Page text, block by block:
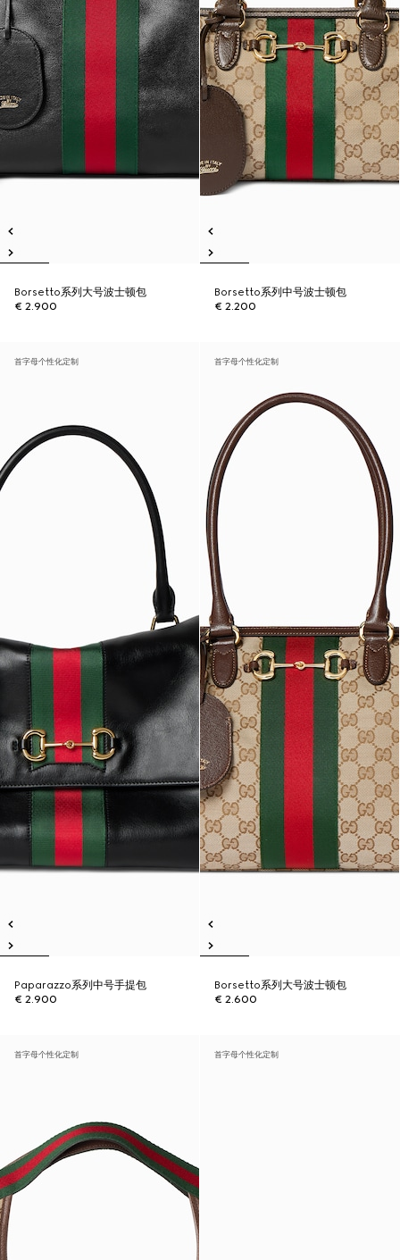
Borsetto系列大号波士顿包
€ 2.900
Borsetto系列中号波士顿包
€ 2.200
首字母个性化定制
Paparazzo系列中号手提包
€ 2.900
首字母个性化定制
Borsetto系列大号波士顿包
€ 2.600
首字母个性化定制 首字母个性化定制